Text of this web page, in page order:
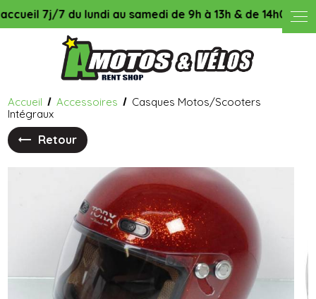
7j/7 du lundi au samedi de 9h à 13h & de 14h00 à
Accueil Accessoires
Casques Motos/Scooters
Intégraux
Retour
Panneau de gestion des cookies